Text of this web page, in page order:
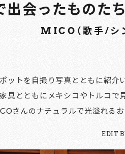
出会ったものた
MICO（歌手/シ
ットを自撮り写真とともに紹介
具とともにメキシコやトルコで
さんのナチュラルで光溢れるお
EDIT